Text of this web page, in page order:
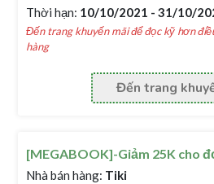
Thời hạn: 10/10/2021 - 31/10/
Đến trang khuyến mãi để đọc kỹ hơn
hàng
Đến trang
[MEGABOOK]-Giảm 25K cho
Nhà bán hàng: Tiki